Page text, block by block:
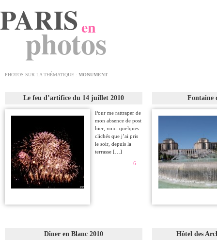
PARISen
photos
PHOTOS SUR LA THÉMATIQUE : MONUMENT
Le feu d’artifice du 14 juillet 2010
Pour me rattraper de
mon absence de post
hier, voici quelques
clichés que j’ai pris
le soir, depuis la
terrasse […]
6
Fontaine
Dîner en Blanc 2010 Hôtel des